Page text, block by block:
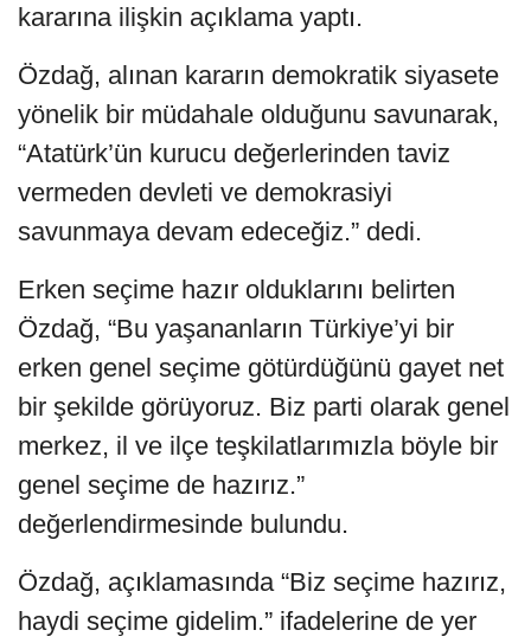
kararına ilişkin açıklama yaptı.
Özdağ, alınan kararın demokratik siyasete
yönelik bir müdahale olduğunu savunarak,
“Atatürk’ün kurucu değerlerinden taviz
vermeden devleti ve demokrasiyi
savunmaya devam edeceğiz.” dedi.
Erken seçime hazır olduklarını belirten
Özdağ, “Bu yaşananların Türkiye’yi bir
erken genel seçime götürdüğünü gayet net
bir şekilde görüyoruz. Biz parti olarak genel
merkez, il ve ilçe teşkilatlarımızla böyle bir
genel seçime de hazırız.”
değerlendirmesinde bulundu.
Özdağ, açıklamasında “Biz seçime hazırız,
haydi seçime gidelim.” ifadelerine de yer